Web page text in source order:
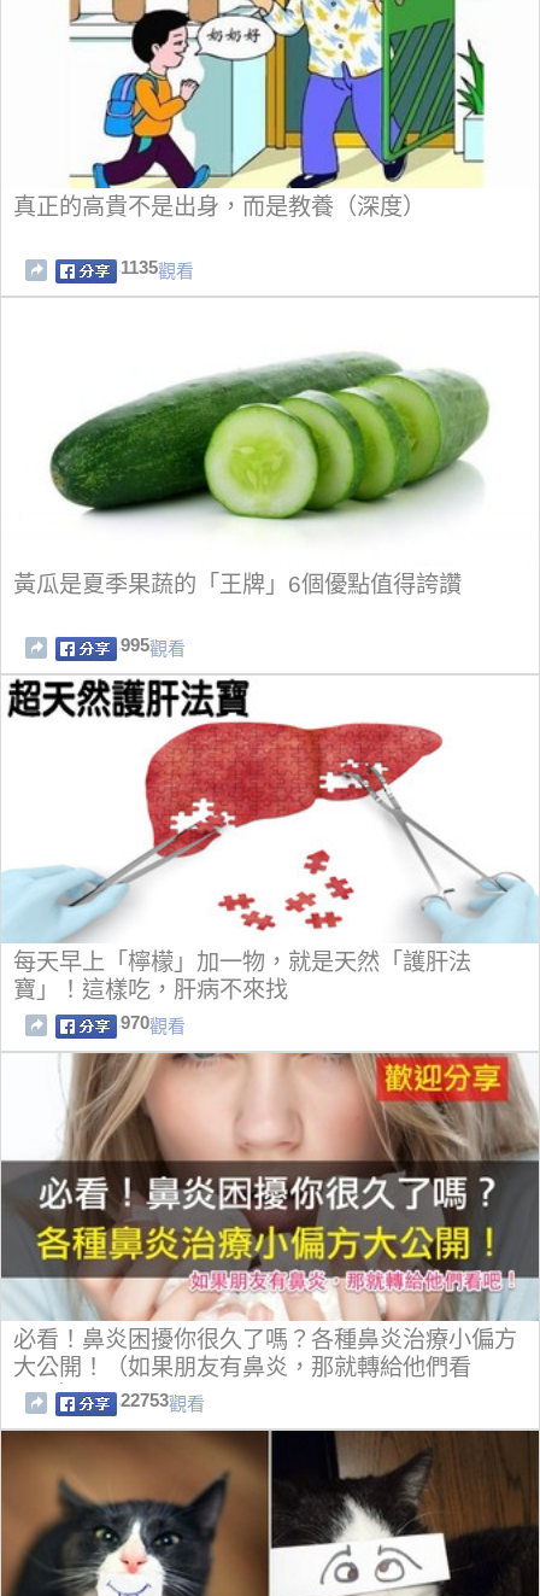
真正的高貴不是出身，而是教養（深度）
1135觀看
黃瓜是夏季果蔬的「王牌」6個優點值得誇讚
995觀看
每天早上「檸檬」加一物，就是天然「護肝法
寶」！這樣吃，肝病不來找
970觀看
必看！鼻炎困擾你很久了嗎？各種鼻炎治療小偏方
大公開！（如果朋友有鼻炎，那就轉給他們看
吧！）
22753觀看